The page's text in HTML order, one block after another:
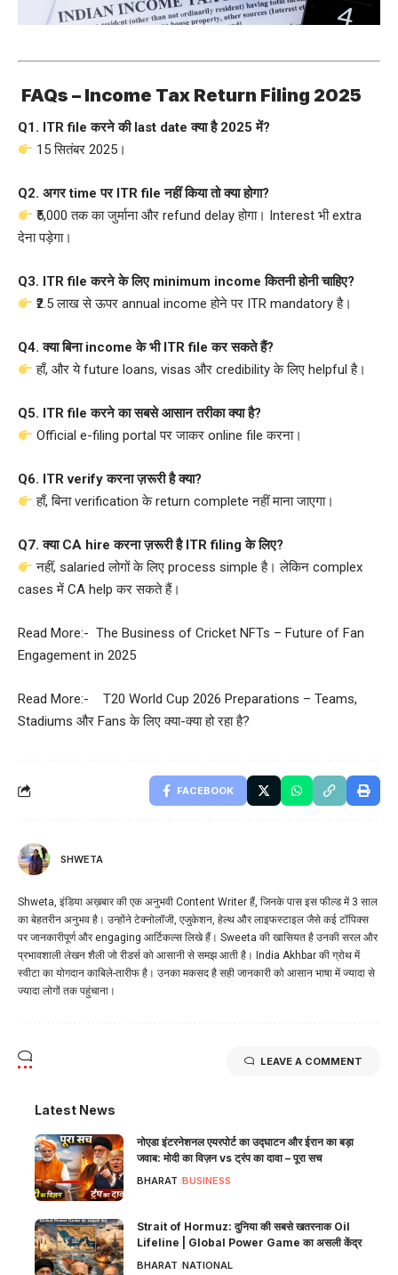
FAQs – Income Tax Return Filing 2025
Q1. ITR file करने की last date क्या है 2025 में?
15 सितंबर 2025।
Q2. अगर time पर ITR file नहीं किया तो क्या होगा?
₹5,000 तक का जुर्माना और refund delay होगा। Interest भी extra
देना पड़ेगा।
Q3. ITR file करने के लिए minimum income कितनी होनी चाहिए?
₹2.5 लाख से ऊपर annual income होने पर ITR mandatory है।
Q4. क्या बिना income के भी ITR file कर सकते हैं?
हाँ, और ये future loans, visas और credibility के लिए helpful है।
Q5. ITR file करने का सबसे आसान तरीका क्या है?
Official e-filing portal पर जाकर online file करना।
Q6. ITR verify करना ज़रूरी है क्या?
हाँ, बिना verification के return complete नहीं माना जाएगा।
Q7. क्या CA hire करना ज़रूरी है ITR filing के लिए?
नहीं, salaried लोगों के लिए process simple है। लेकिन complex
cases में CA help कर सकते हैं।
Read More:- The Business of Cricket NFTs – Future of Fan
Engagement in 2025
Read More:- T20 World Cup 2026 Preparations – Teams,
Stadiums और Fans के लिए क्या-क्या हो रहा है?
FACEBOOK
SHWETA
Shweta, इंडिया अख़बार की एक अनुभवी Content Writer हैं, जिनके पास इस फील्ड में 3 साल
का बेहतरीन अनुभव है। उन्होंने टेक्नोलॉजी, एजुकेशन, हेल्थ और लाइफस्टाइल जैसे कई टॉपिक्स
पर जानकारीपूर्ण और engaging आर्टिकल्स लिखे हैं। Sweeta की खासियत है उनकी सरल और
प्रभावशाली लेखन शैली जो रीडर्स को आसानी से समझ आती है। India Akhbar की ग्रोथ में
स्वीटा का योगदान काबिले-तारीफ है। उनका मकसद है सही जानकारी को आसान भाषा में ज्यादा से
ज्यादा लोगों तक पहुंचाना।
LEAVE A COMMENT
Latest News
नोएडा इंटरनेशनल एयरपोर्ट का उद्घाटन और ईरान का बड़ा
जवाब: मोदी का विज़न vs ट्रंप का दावा – पूरा सच
BHARAT BUSINESS
Strait of Hormuz: दुनिया की सबसे खतरनाक Oil
Lifeline | Global Power Game का असली केंद्र
BHARAT NATIONAL